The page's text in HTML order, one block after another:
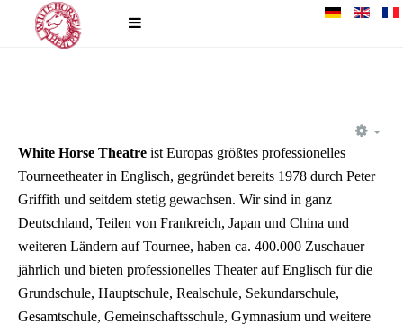
White Horse Theatre ist Europas größtes professionelles
Tourneetheater in Englisch, gegründet bereits 1978 durch Peter
Griffith und seitdem stetig gewachsen. Wir sind in ganz
Deutschland, Teilen von Frankreich, Japan und China und
weiteren Ländern auf Tournee, haben ca. 400.000 Zuschauer
jährlich und bieten professionelles Theater auf Englisch für die
Grundschule, Hauptschule, Realschule, Sekundarschule,
Gesamtschule, Gemeinschaftsschule, Gymnasium und weitere